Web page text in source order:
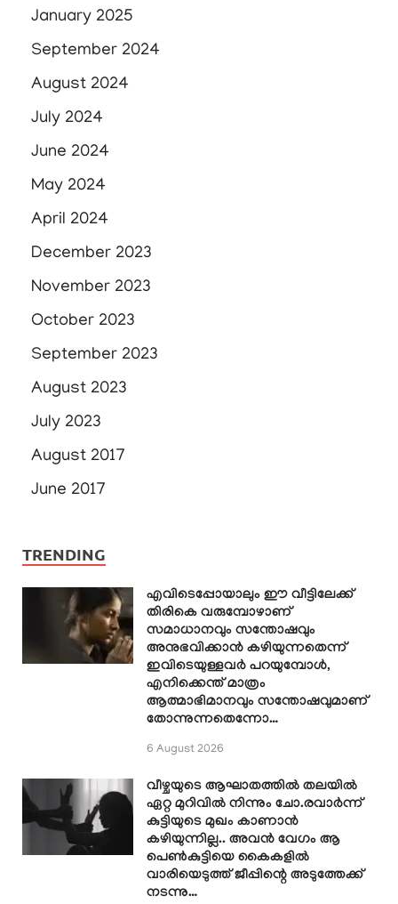
January 2025
September 2024
August 2024
July 2024
June 2024
May 2024
April 2024
December 2023
November 2023
October 2023
September 2023
August 2023
July 2023
August 2017
June 2017
TRENDING
എവിടെപ്പോയാലും ഈ വീട്ടിലേക്ക്
തിരികെ വരുമ്പോഴാണ്
സമാധാനവും സന്തോഷവും
അനുഭവിക്കാൻ കഴിയുന്നതെന്ന്
ഇവിടെയുള്ളവർ പറയുമ്പോൾ,
എനിക്കെന്ത് മാത്രം
ആത്മാഭിമാനവും സന്തോഷവുമാണ്
തോന്നുന്നതെന്നോ…
6 August 2026
വീഴ്ചയുടെ ആഘാതത്തിൽ തലയിൽ
ഏറ്റ മുറിവിൽ നിന്നും ചോ.രവാർന്ന്
കുട്ടിയുടെ മുഖം കാണാൻ
കഴിയുന്നില്ല.. അവൻ വേഗം ആ
പെൺകുട്ടിയെ കൈകളിൽ
വാരിയെടുത്ത് ജീപ്പിന്റെ അടുത്തേക്ക്
നടന്നു…